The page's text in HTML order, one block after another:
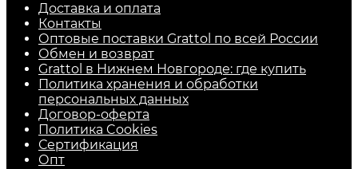
Доставка и оплата
Контакты
Оптовые поставки Grattol по всей России
Обмен и возврат
Grattol в Нижнем Новгороде: где купить
Политика хранения и обработки
персональных данных
Договор-оферта
Политика Cookies
Сертификация
Опт